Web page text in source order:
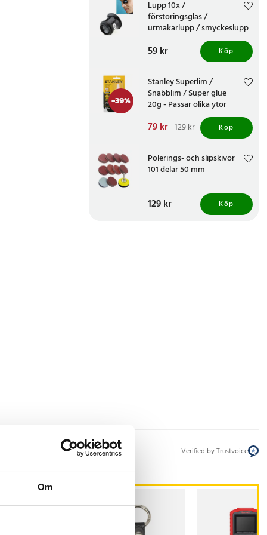
Om
Lupp 10x /
förstoringsglas /
urmakarlupp / smyckeslupp
/ reparationslupp
Pris:59 kr
59 kr Köp
-39%
Stanley Superlim /
Snabblim / Super glue
20g - Passar olika ytor
Nuvarande pris
Tidigare pris 129 kr
79 kr 129 kr Köp
Polerings- och slipskivor
101 delar 50 mm
Pris :129 kr
129 kr Köp
Verified by Trustvoice